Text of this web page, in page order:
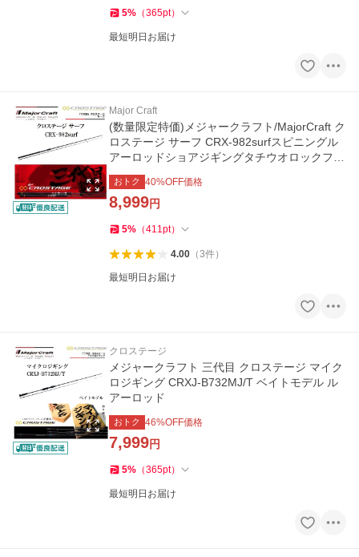
5% （365pt）
最短明日お届け
Major Craft
(数量限定特価)メジャークラフト/MajorCraft ク
ロステージ サーフ CRX-982surfスピニングル
アーロッドショアジギングタチウオロックフィ
ッシュ
おトク 40%OFF価格
8,999円
5% （411pt）
4.00（3件）
最短明日お届け
クロステージ
メジャークラフト 三代目 クロステージ マイク
ロジギング CRXJ-B732MJ/T ベイトモデル ル
アーロッド
おトク 46%OFF価格
7,999円
5% （365pt）
最短明日お届け